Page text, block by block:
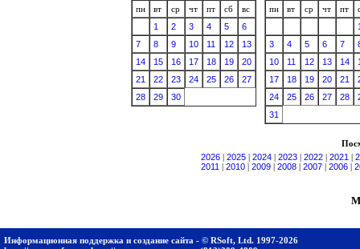
пн
вт ср чт пт сб
вс
1
2 3 4 5
6
7
8 9 10 11 12
13
14
15 16 17 18 19
20
21
22 23 24 25 26
27
28
29 30
пн
вт ср чт пт
3
4 5 6 7
10
11 12 13 14
17
18 19 20 21
24
25 26 27 28
31
2026
2025 2024 2023 2022 2021
2011
2010 2009 2008 2007 2006
Информационная поддержка и создание сайта - © RSoft, Ltd. 1997-2026